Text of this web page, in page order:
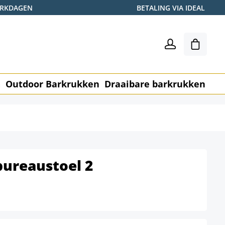
BETALING VIA IDEAL
Outdoor Barkrukken Draaibare barkrukken
2